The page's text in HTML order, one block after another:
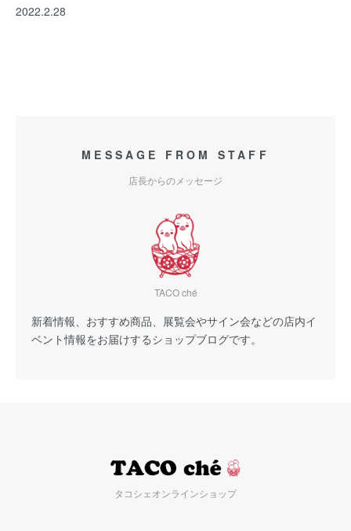
2022.2.28
MESSAGE FROM STAFF
店長からのメッセージ
TACO ché
新着情報、おすすめ商品、展覧会やサイン会などの店内イ
ベント情報をお届けするショップブログです。
タコシェオンラインショップ